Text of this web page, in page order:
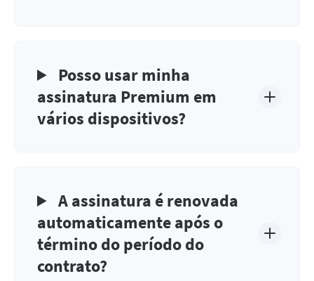
Posso usar minha
assinatura Premium em
vários dispositivos?
A assinatura é renovada
automaticamente após o
término do período do
contrato?